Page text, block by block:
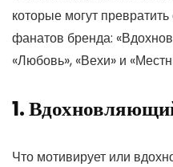
которые могут
фанатов бренда:
«Любовь», «Вехи» и
1.
Что мотивирует или